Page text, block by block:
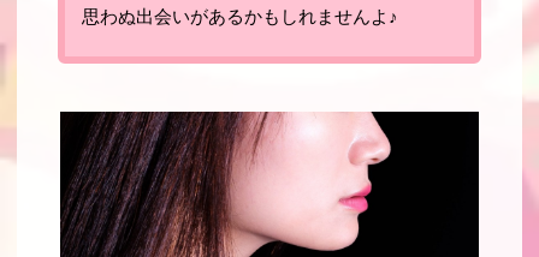
思わぬ出会いがあるかもしれませんよ♪